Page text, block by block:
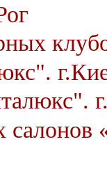
салонов